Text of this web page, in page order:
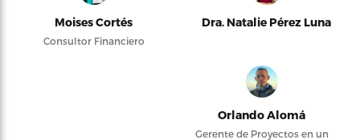
Moises Cortés
Consultor Financiero
Dra. Natalie Pérez Luna
Orlando Alomá
Gerente de Proyectos en un